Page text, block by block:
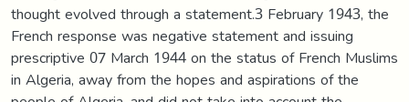
thought evolved through a statement.3 February 1943, the
French response was negative statement and issuing
prescriptive 07 March 1944 on the status of French Muslims
in Algeria, away from the hopes and aspirations of the